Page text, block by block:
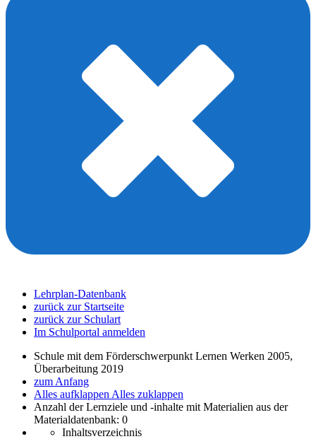
Lehrplan-Datenbank
zurück zur Startseite
zurück zur Schulart
Im Schulportal anmelden
Schule mit dem Förderschwerpunkt Lernen Werken 2005,
Überarbeitung 2019
zum Anfang
Alles aufklappen Alles zuklappen
Anzahl der Lernziele und -inhalte mit Materialien aus der
Materialdatenbank: 0
Inhaltsverzeichnis